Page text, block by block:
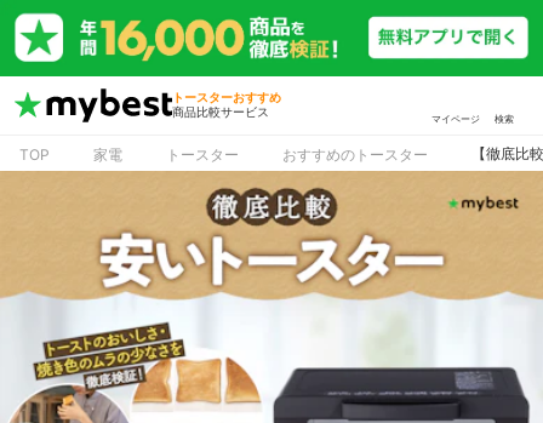
トースターおすすめ
商品比較サービス
マイページ 検索
TOP 家電 トースター おすすめのトースター 【徹底比